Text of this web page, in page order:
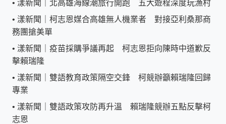
• 漾新聞｜北高雄海線潮旅行開跑 五大遊程深度玩漁村
• 漾新聞｜柯志恩媒合高雄無人機業者 對接亞利桑那商
務團搶美單
• 漾新聞｜疫苗採購爭議再起 柯志恩拒向陳時中道歉反
擊賴瑞隆
• 漾新聞｜雙語教育政策隔空交鋒 柯競辦籲賴瑞隆回歸
專業
• 漾新聞｜雙語政策攻防再升溫 賴瑞隆競辦五點反擊柯
志恩